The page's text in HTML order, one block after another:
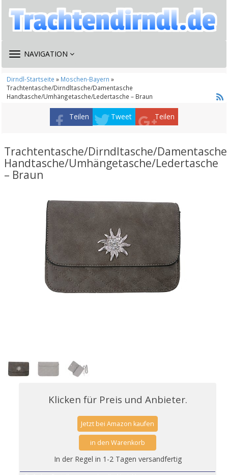
TOGGLE
NAVIGATION
Dirndl-Startseite » Moschen-Bayern »
Trachtentasche/Dirndltasche/Damentasche
Handtasche/Umhängetasche/Ledertasche – Braun
Teilen Tweet Teilen
Trachtentasche/Dirndltasche/Damentasche
Handtasche/Umhängetasche/Ledertasche
– Braun
Klicken für Preis und Anbieter.
Jetzt bei Amazon kaufen
in den Warenkorb
In der Regel in 1-2 Tagen versandfertig